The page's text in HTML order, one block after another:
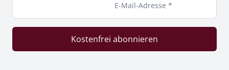
E-Mail-Adresse *
Kostenfrei abonnieren